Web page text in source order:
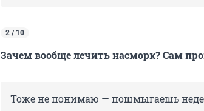
2 / 10
Зачем вообще лечить насморк? Сам
Тоже не понимаю — пошмыгаешь